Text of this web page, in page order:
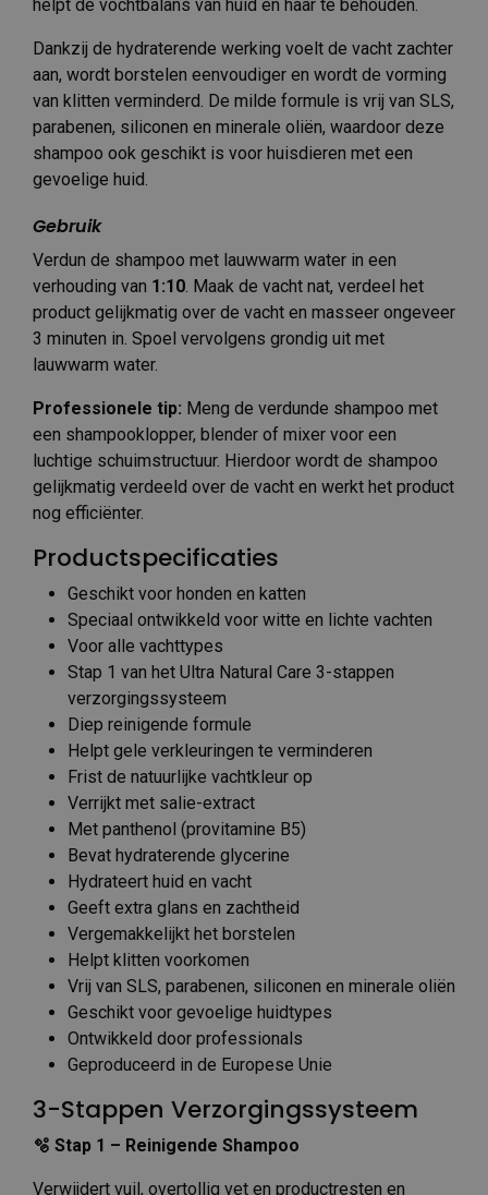
helpt de vochtbalans van huid en haar te behouden.
Dankzij de hydraterende werking voelt de vacht zachter
aan, wordt borstelen eenvoudiger en wordt de vorming
van klitten verminderd. De milde formule is vrij van SLS,
parabenen, siliconen en minerale oliën, waardoor deze
shampoo ook geschikt is voor huisdieren met een
gevoelige huid.
Gebruik
Verdun de shampoo met lauwwarm water in een
verhouding van 1:10 . Maak de vacht nat, verdeel het
product gelijkmatig over de vacht en masseer ongeveer
3 minuten in. Spoel vervolgens grondig uit met
lauwwarm water.
Professionele tip: Meng de verdunde shampoo met
een shampooklopper, blender of mixer voor een
luchtige schuimstructuur. Hierdoor wordt de shampoo
gelijkmatig verdeeld over de vacht en werkt het product
nog efficiënter.
Productspecificaties
Geschikt voor honden en katten
Speciaal ontwikkeld voor witte en lichte vachten
Voor alle vachttypes
Stap 1 van het Ultra Natural Care 3-stappen
verzorgingssysteem
Diep reinigende formule
Helpt gele verkleuringen te verminderen
Frist de natuurlijke vachtkleur op
Verrijkt met salie-extract
Met panthenol (provitamine B5)
Bevat hydraterende glycerine
Hydrateert huid en vacht
Geeft extra glans en zachtheid
Vergemakkelijkt het borstelen
Helpt klitten voorkomen
Vrij van SLS, parabenen, siliconen en minerale oliën
Geschikt voor gevoelige huidtypes
Ontwikkeld door professionals
Geproduceerd in de Europese Unie
3-Stappen Verzorgingssysteem
🫧 Stap 1 – Reinigende Shampoo
Verwijdert vuil, overtollig vet en productresten en